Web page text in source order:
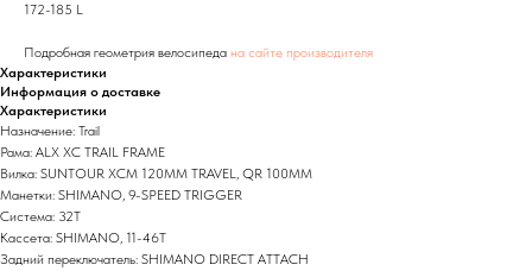
172-185 L
Подробная геометрия велосипеда на сайте производителя
Характеристики
Информация о доставке
Характеристики
Назначение: Trail
Рама: ALX XC TRAIL FRAME
Вилка: SUNTOUR XCM 120MM TRAVEL, QR 100MM
Манетки: SHIMANO, 9-SPEED TRIGGER
Система: 32T
Кассета: SHIMANO, 11-46T
Задний переключатель: SHIMANO DIRECT ATTACH